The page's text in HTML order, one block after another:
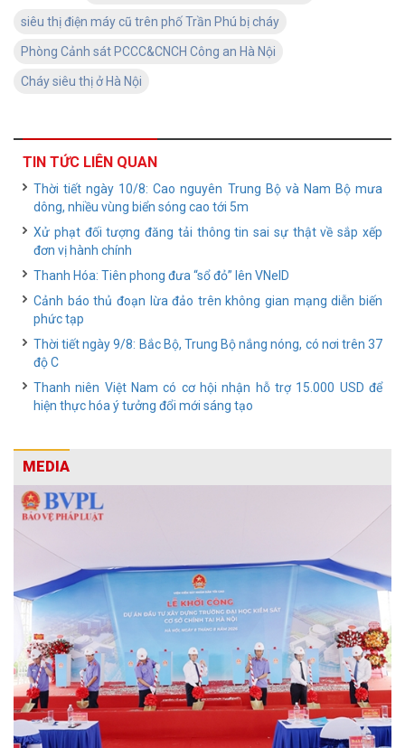
siêu thị điện máy cũ trên phố Trần Phú bị cháy
Phòng Cảnh sát PCCC&CNCH Công an Hà Nội
Cháy siêu thị ở Hà Nội
TIN TỨC LIÊN QUAN
Thời tiết ngày 10/8: Cao nguyên Trung Bộ và Nam Bộ mưa
dông, nhiều vùng biển sóng cao tới 5m
Xử phạt đối tượng đăng tải thông tin sai sự thật về sắp xếp
đơn vị hành chính
Thanh Hóa: Tiên phong đưa “sổ đỏ” lên VNeID
Cảnh báo thủ đoạn lừa đảo trên không gian mạng diễn biến
phức tạp
Thời tiết ngày 9/8: Bắc Bộ, Trung Bộ nắng nóng, có nơi trên 37
độ C
Thanh niên Việt Nam có cơ hội nhận hỗ trợ 15.000 USD để
hiện thực hóa ý tưởng đổi mới sáng tạo
MEDIA